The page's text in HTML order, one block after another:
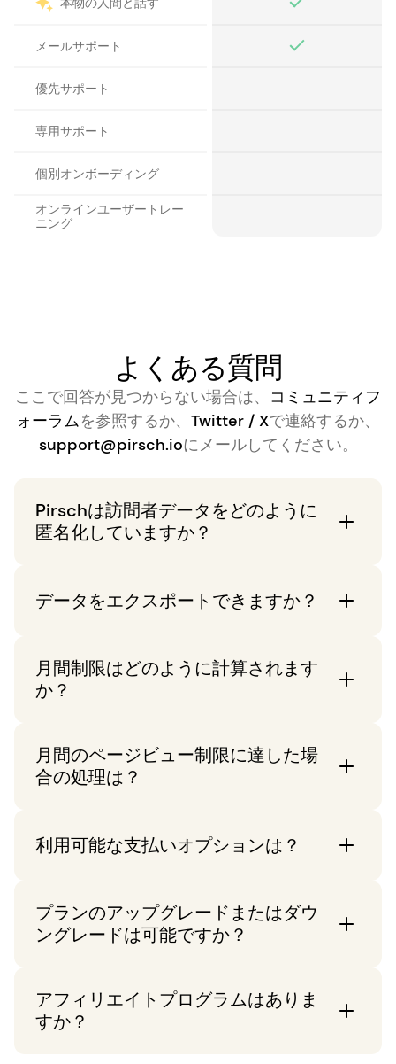
メールサポート
優先サポート
専用サポート
個別オンボーディング
オンラインユーザートレー
ニング
よくある質問
ここで回答が見つからない場合は、 コミュニティフ
ォーラムを参照するか、 Twitter / Xで連絡するか、
support@pirsch.ioにメールしてください。
Pirschは訪問者データをどのように
匿名化していますか？
す。これを実現するために、HTTPプロトコル
の他のデータポイントから計算されたハッシ
ュを生成し、統計が匿名化されるようにしま
データをエクスポートできますか？
CSVファイルとしてダウンロードできます。
また、データをツールで使用するためのAPIも
月間制限はどのように計算されます
か？
ジビュー数、イベント数、およびセッション
の延長の10％に基づいています。削除された
月間のページビュー制限に達した場
合の処理は？
アクセスが制限されます。データの収集はさ
の5日以内にプランをアップグレードする
か、使用制限がリセットされるのを待つ必要
利用可能な支払いオプションは？
ています。支払いページでユーロを通貨とし
て選択すると、SEPAダイレクトデビットで支
プランのアップグレードまたはダウ
ングレードは可能ですか？
ングレードする場合、差額が請求サイクルの
残りに追加されます。後でアップグレードす
アフィリエイトプログラムはありま
すか？